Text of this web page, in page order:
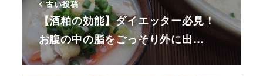
古い投稿
【酒粕の効能】ダイエッター必見！
お腹の中の脂をごっそり外に出…